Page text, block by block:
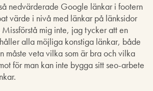
nedvärderade Google länkar i footern
värde i nivå med länkar på länksidor
mig inte, jag tycker att en
alla möjliga konstiga länkar, både
måste veta vilka som är bra och vilka
för man kan inte bygga sitt seo-arbete